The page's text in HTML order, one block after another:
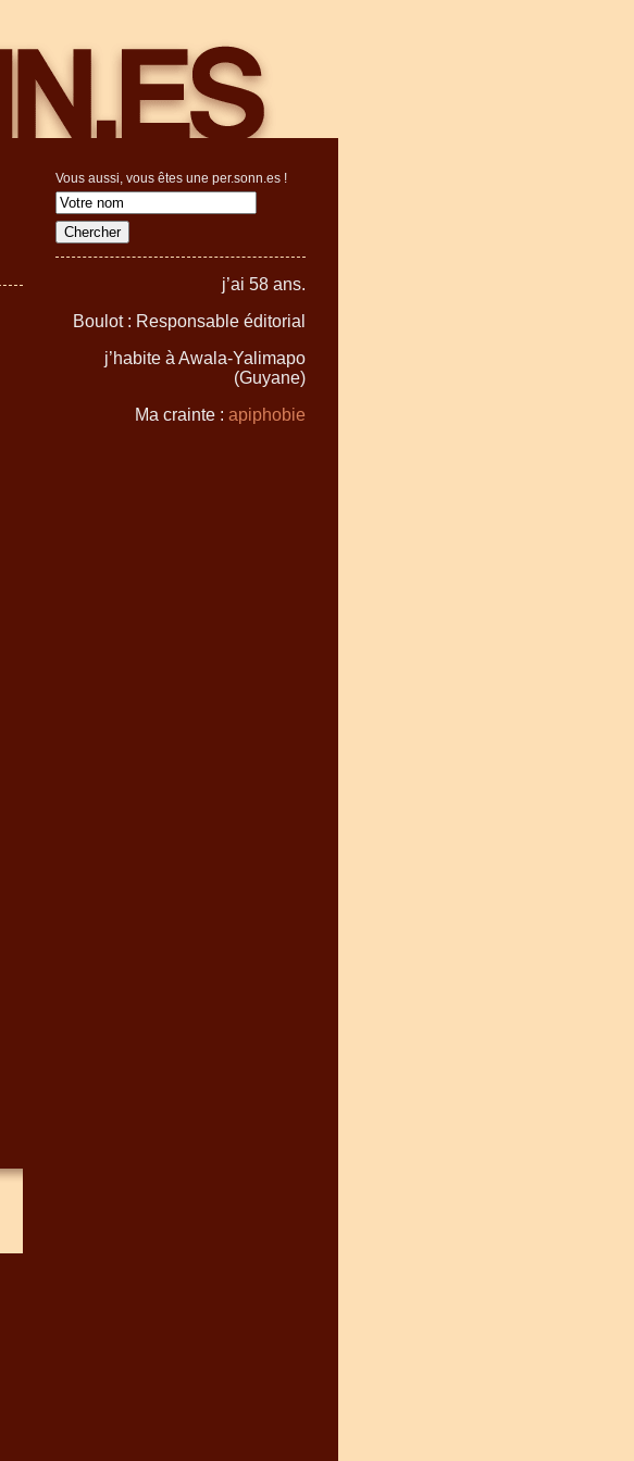
Vous aussi, vous êtes une per.sonn.es !
j’ai 58 ans.
Boulot : Responsable éditorial
j’habite à Awala-Yalimapo
(Guyane)
Ma crainte : apiphobie